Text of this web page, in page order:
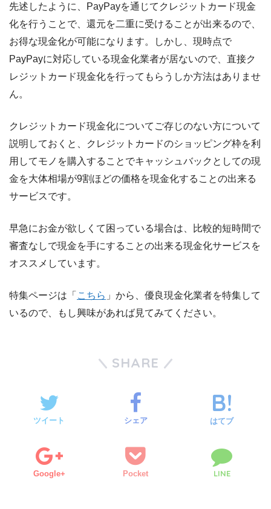
先述したように、PayPayを通じてクレジットカード現金
化を行うことで、還元を二重に受けることが出来るので、
お得な現金化が可能になります。しかし、現時点で
PayPayに対応している現金化業者が居ないので、直接ク
レジットカード現金化を行ってもらうしか方法はありませ
ん。
クレジットカード現金化についてご存じのない方について
説明しておくと、クレジットカードのショッピング枠を利
用してモノを購入することでキャッシュバックとしての現
金を大体相場が9割ほどの価格を現金化することの出来る
サービスです。
早急にお金が欲しくて困っている場合は、比較的短時間で
審査なしで現金を手にすることの出来る現金化サービスを
オススメしています。
特集ページは「 こちら 」から、優良現金化業者を特集して
いるので、もし興味があれば見てみてください。
SHARE
ツイート シェア はてブ
Google+ Pocket LINE